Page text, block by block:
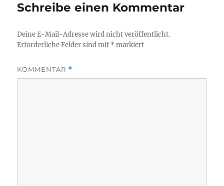
Schreibe einen Kommentar
Deine E-Mail-Adresse wird nicht veröffentlicht.
Erforderliche Felder sind mit *markiert
KOMMENTAR *